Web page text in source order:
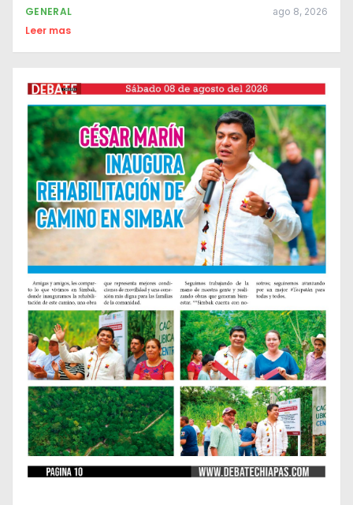
GENERAL ago 8, 2026
Leer mas